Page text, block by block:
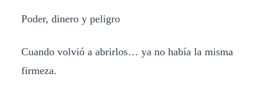
Poder, dinero y peligro
Cuando volvió a abrirlos… ya no había la misma
firmeza.